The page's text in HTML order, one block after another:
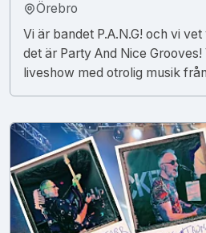
Örebro
Vi är bandet P.A.N.G! och vi
det är Party And Nice
liveshow med otrolig musik